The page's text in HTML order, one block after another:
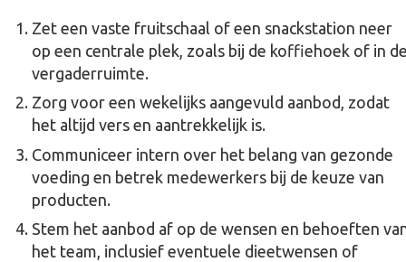
Zet een vaste fruitschaal of een snackstation neer
op een centrale plek, zoals bij de koffiehoek of in
vergaderruimte.
Zorg voor een wekelijks aangevuld aanbod, zodat
het altijd vers en aantrekkelijk is.
Communiceer intern over het belang van gezonde
voeding en betrek medewerkers bij de keuze van
producten.
Stem het aanbod af op de wensen en behoeften
het team, inclusief eventuele dieetwensen of